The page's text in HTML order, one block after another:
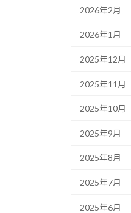
2026年2月
2026年1月
2025年12月
2025年11月
2025年10月
2025年9月
2025年8月
2025年7月
2025年6月